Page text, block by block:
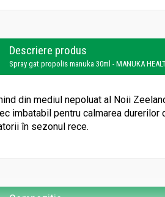
Descriere produs
Spray gat propolis manuka 30ml - MANUKA
din mediul nepoluat al Noii
imbatabil pentru calmarea
în sezonul rece.